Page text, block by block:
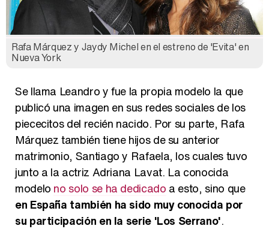
Rafa Márquez y Jaydy Michel en el estreno de 'Evita' en
Nueva York
Se llama Leandro y fue la propia modelo la que
publicó una imagen en sus redes sociales de los
piececitos del recién nacido. Por su parte, Rafa
Márquez también tiene hijos de su anterior
matrimonio, Santiago y Rafaela, los cuales tuvo
junto a la actriz Adriana Lavat. La conocida
modelo no solo se ha dedicado a esto, sino que
en España también ha sido muy conocida por
su participación en la serie 'Los Serrano'.